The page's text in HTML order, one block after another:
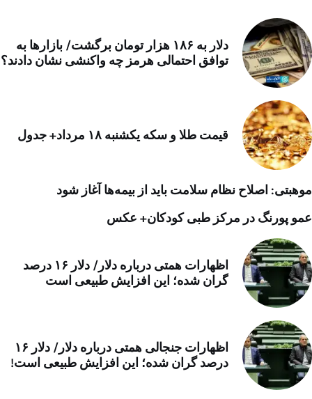
دلار به ۱۸۶ هزار تومان برگشت/ بازارها به
توافق احتمالی هرمز چه واکنشی نشان دادند؟
قیمت طلا و سکه یکشنبه ۱۸ مرداد+ جدول
موهبتی: اصلاح نظام سلامت باید از بیمه‌ها آغاز شود
عمو پورنگ در مرکز طبی کودکان+ عکس
اظهارات همتی درباره دلار/ دلار ۱۶ درصد
گران شده؛ این افزایش طبیعی است
اظهارات جنجالی همتی درباره دلار/ دلار ۱۶
درصد گران شده؛ این افزایش طبیعی است!